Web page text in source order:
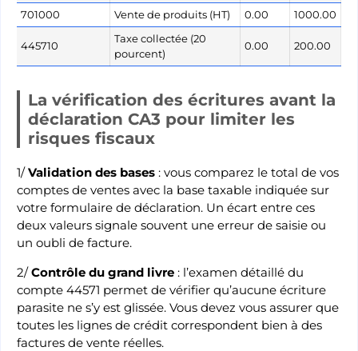
701000
Vente de produits (HT) 0.00 1000.00
445710
Taxe collectée (20
pourcent)
0.00 200.00
La vérification des écritures avant la
déclaration CA3 pour limiter les
risques fiscaux
1/Validation des bases : vous comparez le total de vos
comptes de ventes avec la base taxable indiquée sur
votre formulaire de déclaration. Un écart entre ces
deux valeurs signale souvent une erreur de saisie ou
un oubli de facture.
2/Contrôle du grand livre : l’examen détaillé du
compte 44571 permet de vérifier qu’aucune écriture
parasite ne s’y est glissée. Vous devez vous assurer que
toutes les lignes de crédit correspondent bien à des
factures de vente réelles.